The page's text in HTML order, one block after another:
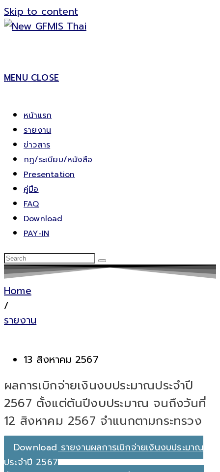
Skip to content
MENU CLOSE
หน้าแรก
รายงาน
ข่าวสาร
กฎ/ระเบียบ/หนังสือ
Presentation
คู่มือ
FAQ
Download
PAY-IN
Home
/
รายงาน
13 สิงหาคม 2567
ผลการเบิกจ่ายเงินงบประมาณประจำปี
2567 ตั้งแต่ต้นปีงบประมาณ จนถึงวันที่
12 สิงหาคม 2567 จำแนกตามกระทรวง
Download รายงานผลการเบิกจ่ายเงินงบประมาณ
ประจำปี 2567